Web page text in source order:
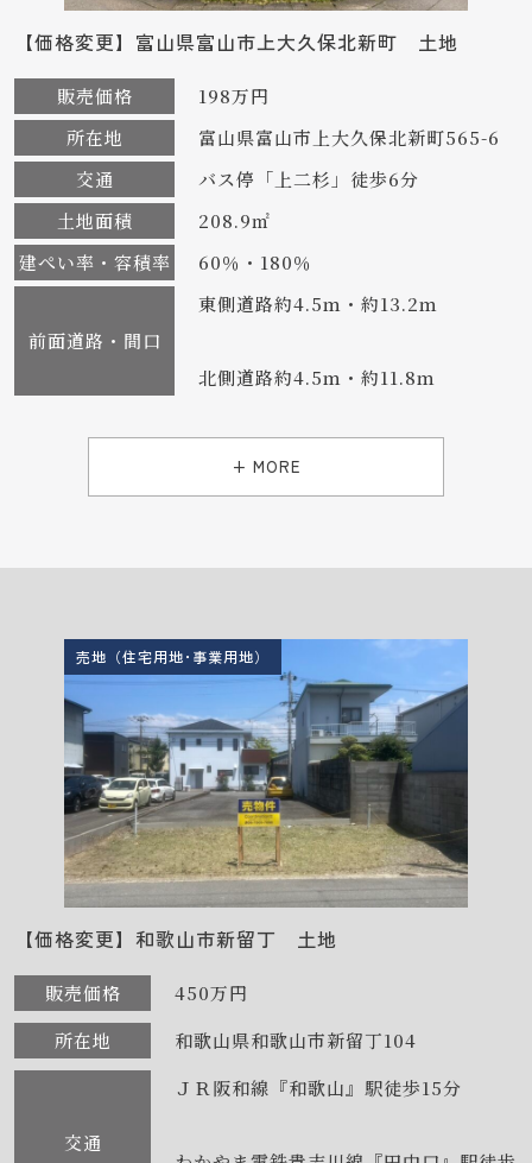
【価格変更】富山県富山市上大久保北新町 土地
販売価格
198万円
所在地
富山県富山市上大久保北新町565-6
交通
バス停「上二杉」徒歩6分
土地面積
208.9㎡
建ぺい率・容積率
60％・180％
前面道路・間口
東側道路約4.5ｍ・約13.2ｍ
北側道路約4.5ｍ・約11.8ｍ
+ MORE
売地（住宅用地･事業用地）
【価格変更】和歌山市新留丁 土地
販売価格
450万円
所在地
和歌山県和歌山市新留丁104
交通
ＪＲ阪和線『和歌山』駅徒歩15分